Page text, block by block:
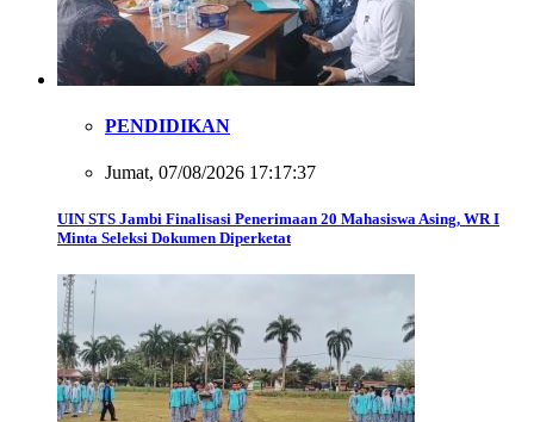
PENDIDIKAN
Jumat, 07/08/2026 17:17:37
UIN STS Jambi Finalisasi Penerimaan 20 Mahasiswa Asing, WR I
Minta Seleksi Dokumen Diperketat